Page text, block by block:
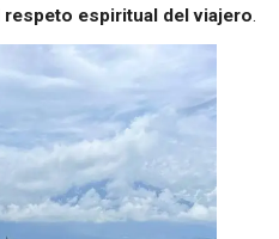
respeto espiritual del viajero.